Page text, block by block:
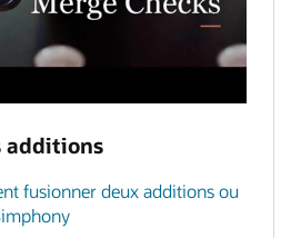
additions
fusionner deux additions ou